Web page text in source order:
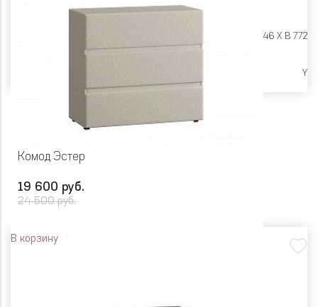
Ш 870 X Г 446 X В 772
Y
Комод Эстер
19 600 руб.
24 500 руб.
В корзину